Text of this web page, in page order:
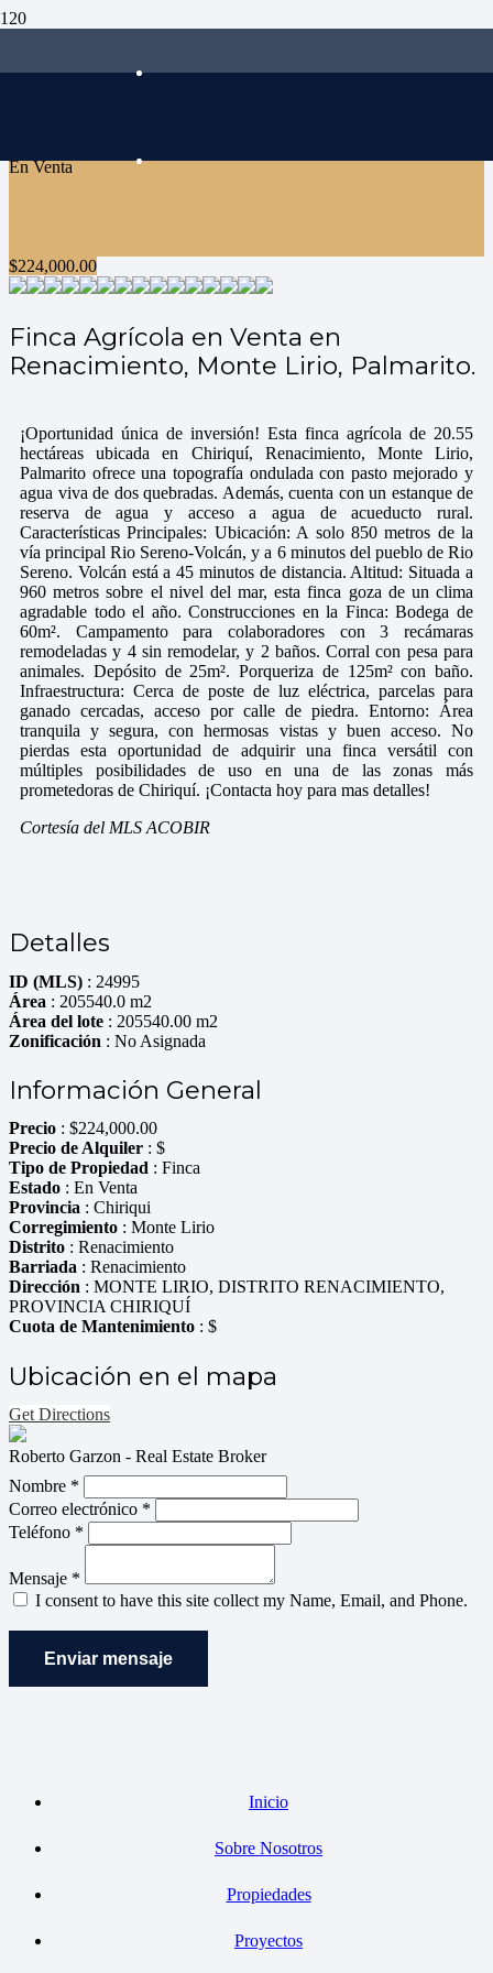
En Venta
$224,000.00
Finca Agrícola en Venta en
Renacimiento, Monte Lirio, Palmarito.
¡Oportunidad única de inversión! Esta finca agrícola de 20.55
hectáreas ubicada en Chiriquí, Renacimiento, Monte Lirio,
Palmarito ofrece una topografía ondulada con pasto mejorado y
agua viva de dos quebradas. Además, cuenta con un estanque de
reserva de agua y acceso a agua de acueducto rural.
Características Principales: Ubicación: A solo 850 metros de la
vía principal Rio Sereno-Volcán, y a 6 minutos del pueblo de Rio
Sereno. Volcán está a 45 minutos de distancia. Altitud: Situada a
960 metros sobre el nivel del mar, esta finca goza de un clima
agradable todo el año. Construcciones en la Finca: Bodega de
60m². Campamento para colaboradores con 3 recámaras
remodeladas y 4 sin remodelar, y 2 baños. Corral con pesa para
animales. Depósito de 25m². Porqueriza de 125m² con baño.
Infraestructura: Cerca de poste de luz eléctrica, parcelas para
ganado cercadas, acceso por calle de piedra. Entorno: Área
tranquila y segura, con hermosas vistas y buen acceso. No
pierdas esta oportunidad de adquirir una finca versátil con
múltiples posibilidades de uso en una de las zonas más
prometedoras de Chiriquí. ¡Contacta hoy para mas detalles!
Cortesía del MLS ACOBIR
Detalles
ID (MLS) : 24995
Área : 205540.0 m2
Área del lote : 205540.00 m2
Zonificación : No Asignada
Información General
Precio : $224,000.00
Precio de Alquiler : $
Tipo de Propiedad : Finca
Estado : En Venta
Provincia : Chiriqui
Corregimiento : Monte Lirio
Distrito : Renacimiento
Barriada : Renacimiento
Dirección : MONTE LIRIO, DISTRITO RENACIMIENTO,
PROVINCIA CHIRIQUÍ
Cuota de Mantenimiento : $
Ubicación en el mapa
Get Directions
Roberto Garzon - Real Estate Broker
Nombre *
Correo electrónico *
Teléfono *
Mensaje *
I consent to have this site collect my Name, Email, and Phone.
Enviar mensaje
Inicio
Sobre Nosotros
Propiedades
Proyectos